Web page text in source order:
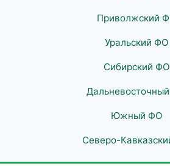
Приволжский
Уральский ФО
Сибирский ФО
Южный ФО
Северо-